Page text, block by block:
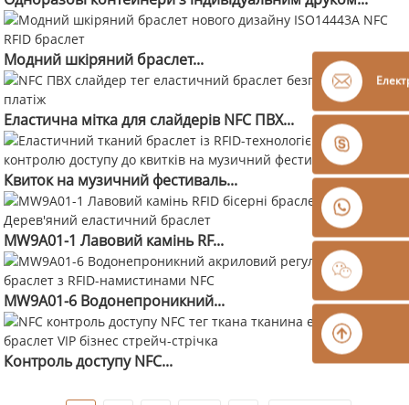
Модний шкіряний браслет...
Еластична мітка для слайдерів NFC ПВХ...
Квиток на музичний фестиваль...
MW9A01-1 Лавовий камінь RF...
MW9A01-6 Водонепроникний...
Контроль доступу NFC...